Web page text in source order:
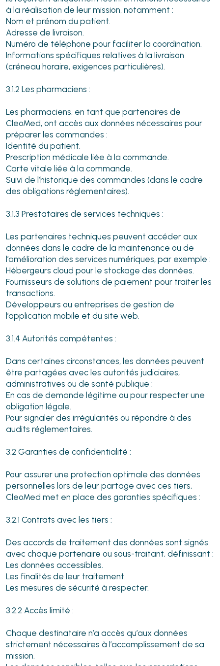
à la réalisation de leur mission, notamment :
Nom et prénom du patient.
Adresse de livraison.
Numéro de téléphone pour faciliter la coordination.
Informations spécifiques relatives à la livraison
(créneau horaire, exigences particulières).
3.1.2 Les pharmaciens :
Les pharmaciens, en tant que partenaires de
CleoMed, ont accès aux données nécessaires pour
préparer les commandes :
Identité du patient.
Prescription médicale liée à la commande.
Carte vitale liée à la commande.
Suivi de l’historique des commandes (dans le cadre
des obligations réglementaires).
3.1.3 Prestataires de services techniques :
Les partenaires techniques peuvent accéder aux
données dans le cadre de la maintenance ou de
l’amélioration des services numériques, par exemple :
Hébergeurs cloud pour le stockage des données.
Fournisseurs de solutions de paiement pour traiter les
transactions.
Développeurs ou entreprises de gestion de
l’application mobile et du site web.
3.1.4 Autorités compétentes :
Dans certaines circonstances, les données peuvent
être partagées avec les autorités judiciaires,
administratives ou de santé publique :
En cas de demande légitime ou pour respecter une
obligation légale.
Pour signaler des irrégularités ou répondre à des
audits réglementaires.
3.2 Garanties de confidentialité :
Pour assurer une protection optimale des données
personnelles lors de leur partage avec ces tiers,
CleoMed met en place des garanties spécifiques :
3.2.1 Contrats avec les tiers :
Des accords de traitement des données sont signés
avec chaque partenaire ou sous-traitant, définissant :
Les données accessibles.
Les finalités de leur traitement.
Les mesures de sécurité à respecter.
3.2.2 Accès limité :
Chaque destinataire n’a accès qu’aux données
strictement nécessaires à l’accomplissement de sa
mission.